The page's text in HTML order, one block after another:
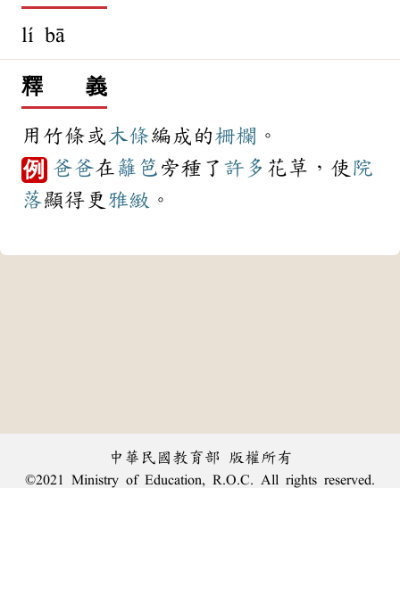
lí bā
釋 義
用竹條或木條編成的柵欄 。
例 爸爸在籬笆 旁種了 許多 花草，使 院
落顯得更 雅緻 。
中華民國教育部 版權所有
©2021 Ministry of Education, R.O.C. All rights reserved.